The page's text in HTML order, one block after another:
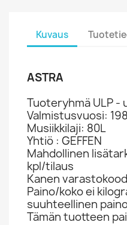
Kuvaus
ASTRA
Tuoteryhmä ULP -
Valmistusvuosi:
Musiikkilaji: 80L
Yhtiö : GEFFEN
Mahdollinen
kpl/tilaus
Kanen
Paino/koko ei
suuhteellinen paino
Tämän tuotteen